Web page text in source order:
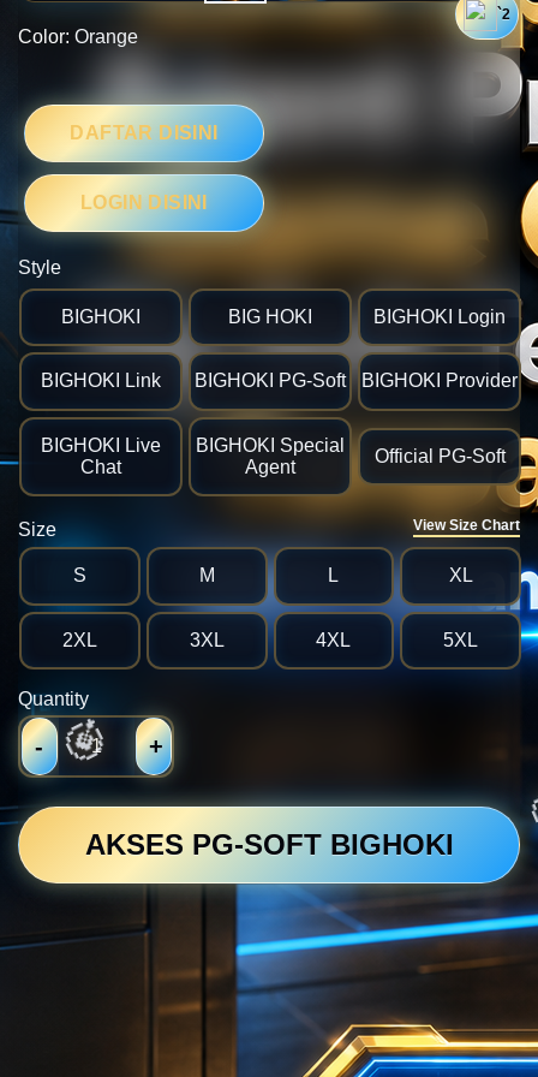
`2
Color: Orange
DAFTAR DISINI
LOGIN DISINI
Style
BIGHOKI BIG HOKI BIGHOKI Login
BIGHOKI Link BIGHOKI PG-Soft BIGHOKI Provider
BIGHOKI Live
Chat
BIGHOKI Special
Agent
Official PG-Soft
Size View Size Chart
S M L XL
2XL 3XL 4XL 5XL
Quantity
- +
AKSES PG-SOFT BIGHOKI💴
💴
🎯